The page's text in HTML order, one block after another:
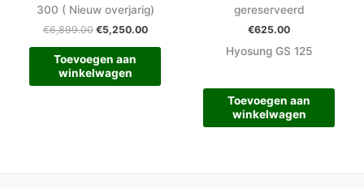
300 ( Nieuw overjarig)
€6,899.00 €5,250.00
Toevoegen aan
winkelwagen
gereserveerd
€625.00
Hyosung GS 125
Toevoegen aan
winkelwagen